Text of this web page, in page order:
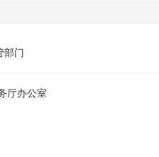
2023
部门
游戏平台
厅办公室